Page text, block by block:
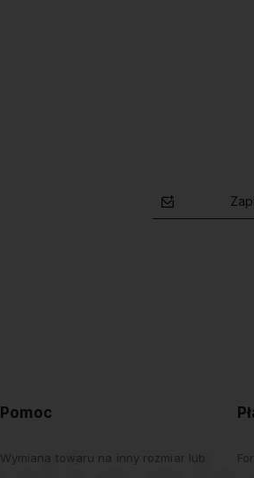
Pomoc
Wymiana towaru na inny rozmiar lub